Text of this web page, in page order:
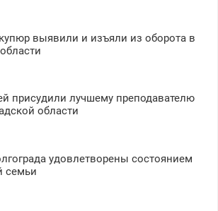
выявили и изъяли из оборота в
присудили лучшему преподавателю
области
удовлетворены состоянием
семьи